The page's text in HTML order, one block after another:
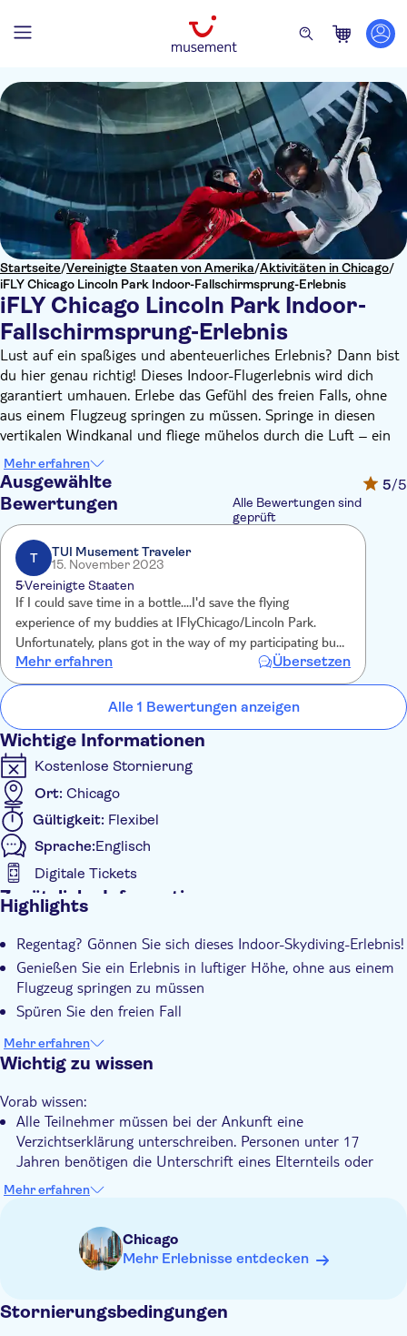
Startseite/Vereinigte Staaten von Amerika/Aktivitäten in Chicago/
iFLY Chicago Lincoln Park Indoor-Fallschirmsprung-Erlebnis
iFLY Chicago Lincoln Park Indoor-
Fallschirmsprung-Erlebnis
Lust auf ein spaßiges und abenteuerliches Erlebnis? Dann bist
du hier genau richtig! Dieses Indoor-Flugerlebnis wird dich
garantiert umhauen. Erlebe das Gefühl des freien Falls, ohne
aus einem Flugzeug springen zu müssen. Springe in diesen
vertikalen Windkanal und fliege mühelos durch die Luft – ein
unvergessliches Abenteuer in absolut sicherer Umgebung.
Sobald Sie Ihren schicken Fluganzug und Helm angelegt haben,
erhalten Sie ein Einführungstraining und betreten den
vertikalen Windkanal, wo Sie im Handumdrehen in die Lüfte
steigen. Dieses Erlebnis ist perfekt für alle, Anfänger und
erfahrene Flieger.
Mehr erfahren
Ausgewählte
Bewertungen
5/5
Alle Bewertungen sind
geprüft
T
TUI Musement Traveler
15. November 2023
5Vereinigte Staaten
If I could save time in a bottle....I'd save the flying
experience of my buddies at IFlyChicago/Lincoln Park.
Unfortunately, plans got in the way of my participating but
my two buddies said they had an outstanding time....just like
flying! One day, I'll take my turn.
Mehr erfahren Übersetzen
Alle 1 Bewertungen anzeigen
Wichtige Informationen
Kostenlose Stornierung
Ort: Chicago
Gültigkeit: Flexibel
Sprache:Englisch
Digitale Tickets
Zusätzliche Informationen
Geführte Tour
Lokales Flair
Digitale Buchungsbestätigung
Highlights
Regentag? Gönnen Sie sich dieses Indoor-Skydiving-Erlebnis!
Genießen Sie ein Erlebnis in luftiger Höhe, ohne aus einem
Flugzeug springen zu müssen
Spüren Sie den freien Fall
Mehr erfahren
Wichtig zu wissen
Vorab wissen:
Alle Teilnehmer müssen bei der Ankunft eine
Verzichtserklärung unterschreiben. Personen unter 17
Jahren benötigen die Unterschrift eines Elternteils oder
Erziehungsberechtigten.
bitte trage Turnschuhe
Nicht geeignet für:
Teilnehmer über 300 Pfund. Teilnehmer, die zwischen 260
mitteilen, da zusätzliche Einschränkungen und
Mehr erfahren
Chicago
Mehr Erlebnisse entdecken
Stornierungsbedingungen